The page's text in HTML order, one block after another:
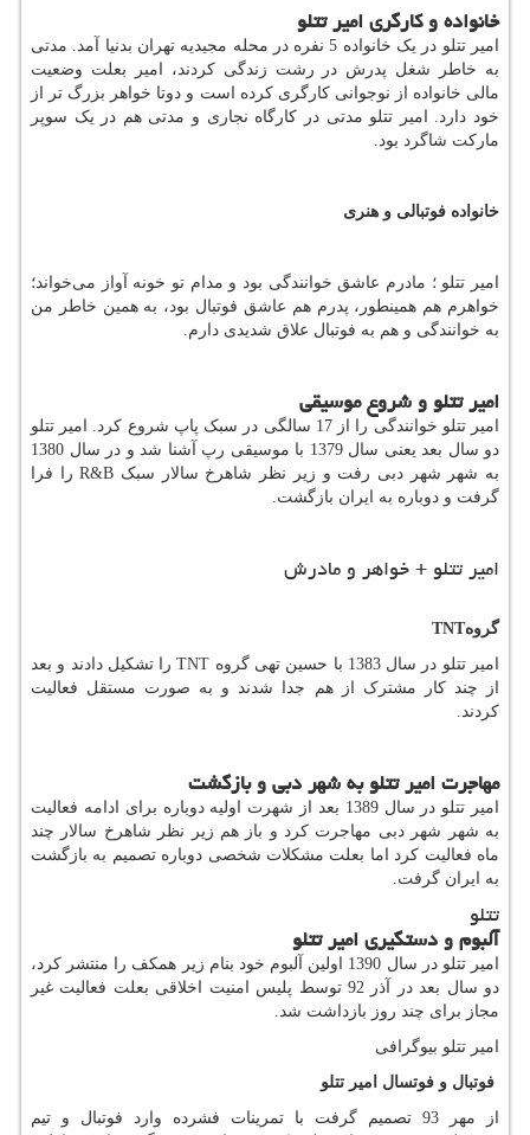
خانواده و کارگری امیر تتلو
امیر تتلو در یک خانواده 5 نفره در محله مجیدیه تهران بدنیا آمد. مدتی
به خاطر شغل پدرش در رشت زندگی کردند، امیر بعلت وضعیت
مالی خانواده از نوجوانی کارگری کرده است و دوتا خواهر بزرگ تر از
خود دارد. امیر تتلو مدتی در کارگاه نجاری و مدتی هم در یک سوپر
مارکت شاگرد بود.
خانواده فوتبالی و هنری
امیر تتلو ؛ مادرم عاشق خوانندگی بود و مدام تو خونه آواز می‌خواند؛
خواهرم هم همینطور، پدرم هم عاشق فوتبال بود، به همین خاطر من
به خوانندگی و هم به فوتبال علاق شدیدی دارم.
امیر تتلو و شروع موسیقی
امیر تتلو خوانندگی را از 17 سالگی در سبک پاپ شروع کرد. امیر تتلو
دو سال بعد یعنی سال 1379 با موسیقی رپ آشنا شد و در سال 1380
به شهر شهر دبی رفت و زیر نظر شاهرخ سالار سبک R&B را فرا
گرفت و دوباره به ایران بازگشت.
امیر تتلو + خواهر و مادرش
گروهTNT
امیر تتلو در سال 1383 با حسین تهی گروه
TNT را تشکیل دادند و بعد
از چند کار مشترک از هم جدا شدند و به صورت مستقل فعالیت
کردند.
مهاجرت امیر تتلو به شهر دبی و بازگشت
امیر تتلو در سال 1389 بعد از شهرت اولیه دوباره برای ادامه فعالیت
به شهر شهر دبی مهاجرت کرد و باز هم زیر نظر شاهرخ سالار چند
ماه فعالیت کرد اما بعلت مشکلات شخصی دوباره تصمیم به بازگشت
به ایران گرفت.
تتلو
آلبوم و دستگیری امیر تتلو
امیر تتلو در سال 1390 اولین آلبوم خود بنام زیر همکف را منتشر کرد،
دو سال بعد در آذر 92 توسط پلیس امنیت اخلاقی بعلت فعالیت غیر
مجاز برای چند روز بازداشت شد.
امیر تتلو بیوگرافی
فوتبال و فوتسال امیر تتلو
از مهر 93 تصمیم گرفت با تمرینات فشرده وارد فوتبال و تیم